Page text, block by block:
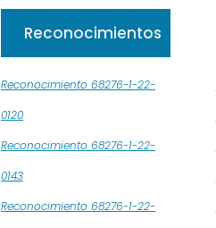
Reconocimientos
Reconocimiento 68276-1-22-
0120
Reconocimiento 68276-1-22-
0143
Reconocimiento 68276-1-22-